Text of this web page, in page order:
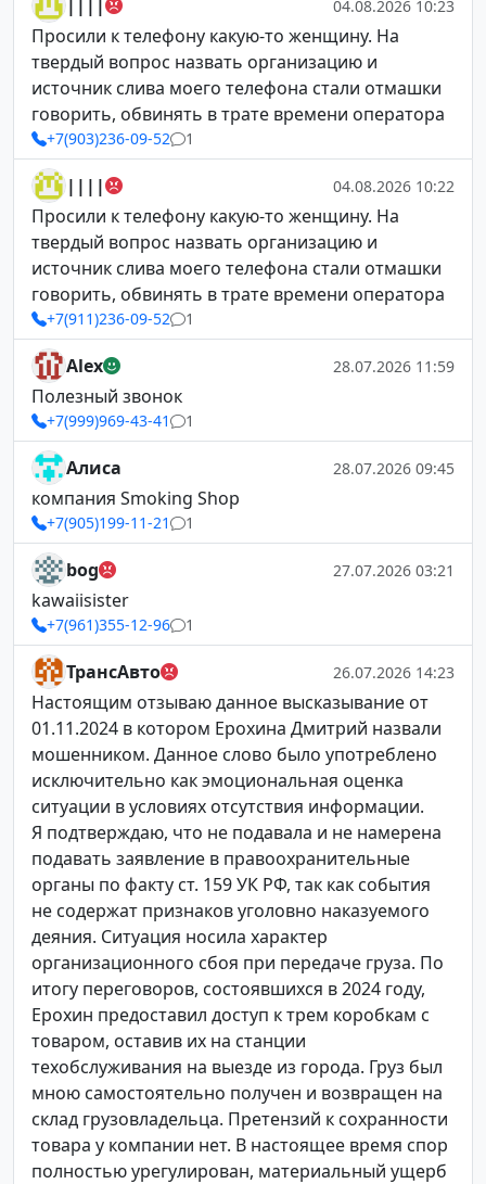
|||| 04.08.2026 10:23
Просили к телефону какую-то женщину. На
твердый вопрос назвать организацию и
источник слива моего телефона стали отмашки
говорить, обвинять в трате времени оператора
+7(903)236-09-52 1
|||| 04.08.2026 10:22
Просили к телефону какую-то женщину. На
твердый вопрос назвать организацию и
источник слива моего телефона стали отмашки
говорить, обвинять в трате времени оператора
+7(911)236-09-52 1
Alex 28.07.2026 11:59
Полезный звонок
+7(999)969-43-41 1
Алиса 28.07.2026 09:45
компания Smoking Shop
+7(905)199-11-21 1
bog 27.07.2026 03:21
kawaiisister
+7(961)355-12-96 1
ТрансАвто 26.07.2026 14:23
Настоящим отзываю данное высказывание от
01.11.2024 в котором Ерохина Дмитрий назвали
мошенником. Данное слово было употреблено
исключительно как эмоциональная оценка
ситуации в условиях отсутствия информации.
Я подтверждаю, что не подавала и не намерена
подавать заявление в правоохранительные
органы по факту ст. 159 УК РФ, так как события
не содержат признаков уголовно наказуемого
деяния. Ситуация носила характер
организационного сбоя при передаче груза. По
итогу переговоров, состоявшихся в 2024 году,
Ерохин предоставил доступ к трем коробкам с
товаром, оставив их на станции
техобслуживания на выезде из города. Груз был
мною самостоятельно получен и возвращен на
склад грузовладельца. Претензий к сохранности
товара у компании нет. В настоящее время спор
полностью урегулирован, материальный ущерб